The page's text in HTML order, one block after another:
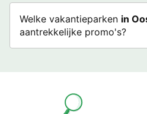
Welke vakantieparken in
aantrekkelijke promo's?